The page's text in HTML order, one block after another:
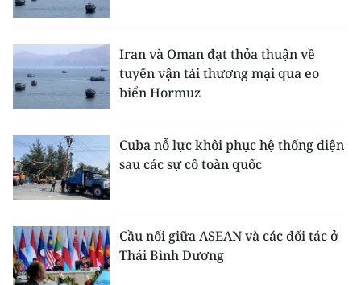
Iran và Oman đạt thỏa thuận về
tuyến vận tải thương mại qua eo
biển Hormuz
Cuba nỗ lực khôi phục hệ thống điện
sau các sự cố toàn quốc
Cầu nối giữa ASEAN và các đối tác ở
Thái Bình Dương